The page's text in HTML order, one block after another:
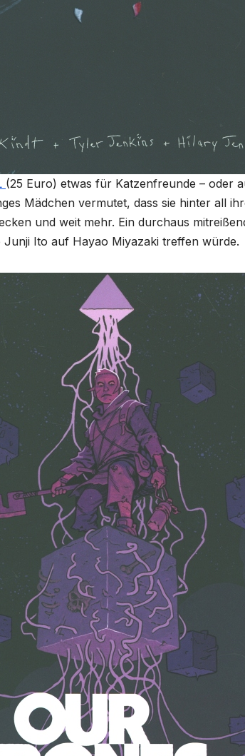
(25 Euro) etwas für Katzenfreunde – oder
Mädchen vermutet, dass sie hinter all
und weit mehr. Ein durchaus
Ito auf Hayao Miyazaki treffen würde.